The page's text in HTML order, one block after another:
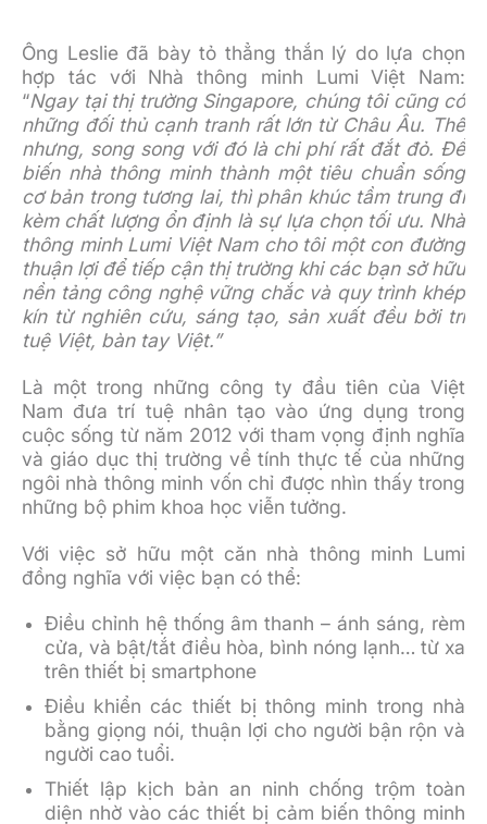
Ông Leslie đã bày tỏ thẳng thắn lý do lựa chọn
hợp tác với Nhà thông minh Lumi Việt Nam:
“Ngay tại thị trường Singapore, chúng tôi cũng có
những đối thủ cạnh tranh rất lớn từ Châu Âu. Thế
nhưng, song song với đó là chi phí rất đắt đỏ. Để
biến nhà thông minh thành một tiêu chuẩn sống
cơ bản trong tương lai, thì phân khúc tầm trung đi
kèm chất lượng ổn định là sự lựa chọn tối ưu. Nhà
thông minh Lumi Việt Nam cho tôi một con đường
thuận lợi để tiếp cận thị trường khi các bạn sở hữu
nền tảng công nghệ vững chắc và quy trình khép
kín từ nghiên cứu, sáng tạo, sản xuất đều bởi trí
tuệ Việt, bàn tay Việt.”
Là một trong những công ty đầu tiên của Việt
Nam đưa trí tuệ nhân tạo vào ứng dụng trong
cuộc sống từ năm 2012 với tham vọng định nghĩa
và giáo dục thị trường về tính thực tế của những
ngôi nhà thông minh vốn chỉ được nhìn thấy trong
những bộ phim khoa học viễn tưởng.
Với việc sở hữu một căn nhà thông minh Lumi
đồng nghĩa với việc bạn có thể:
Điều chỉnh hệ thống âm thanh – ánh sáng, rèm
cửa, và bật/tắt điều hòa, bình nóng lạnh… từ xa
trên thiết bị smartphone
Điều khiển các thiết bị thông minh trong nhà
bằng giọng nói, thuận lợi cho người bận rộn và
người cao tuổi.
Thiết lập kịch bản an ninh chống trộm toàn
diện nhờ vào các thiết bị cảm biến thông minh